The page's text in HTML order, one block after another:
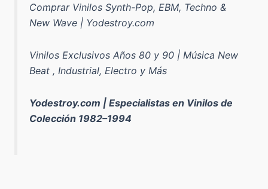
Comprar Vinilos Synth-Pop, EBM, Techno &
New Wave | Yodestroy.com
Vinilos Exclusivos Años 80 y 90 | Música New
Beat , Industrial, Electro y Más
Yodestroy.com | Especialistas en Vinilos de
Colección 1982–1994